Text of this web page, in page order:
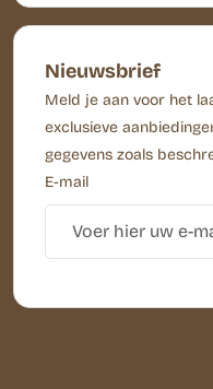
Nieuwsbrief
Meld je aan voor het
exclusieve
gegevens zoals
E-mail